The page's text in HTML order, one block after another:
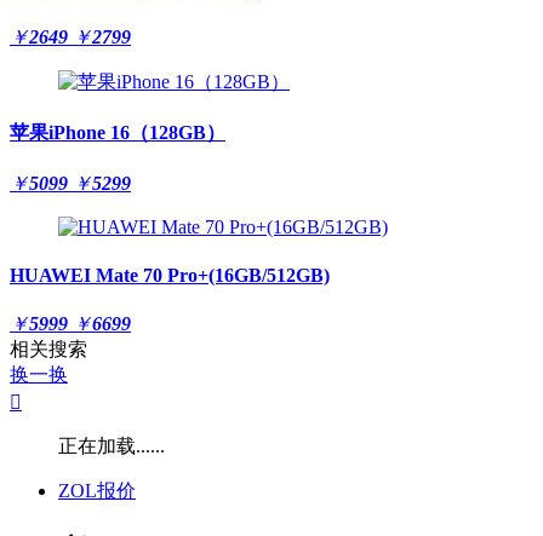
￥2649 ￥2799
苹果iPhone 16（128GB）
￥5099 ￥5299
HUAWEI Mate 70 Pro+(16GB/512GB)
￥5999 ￥6699
相关搜索
换一换

正在加载......
ZOL报价